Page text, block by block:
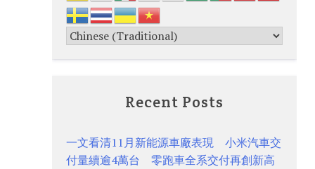
Recent Posts
一文看清11月新能源車廠表現 小米汽車交
付量續逾4萬台 零跑車全系交付再創新高